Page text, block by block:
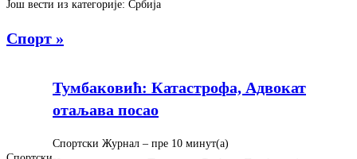
Још вести из категорије: Србија
Спорт »
Тумбаковић: Катастрофа, Адвокат
отаљава посао
Спортски Журнал – ‎пре 10 минут(а)‎